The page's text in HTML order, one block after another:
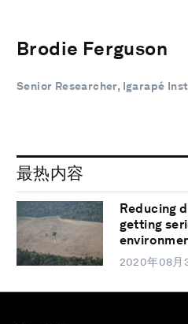
Brodie Ferguson
Senior Researcher, Igarapé
最热内容
Reducing
getting
2020年08月